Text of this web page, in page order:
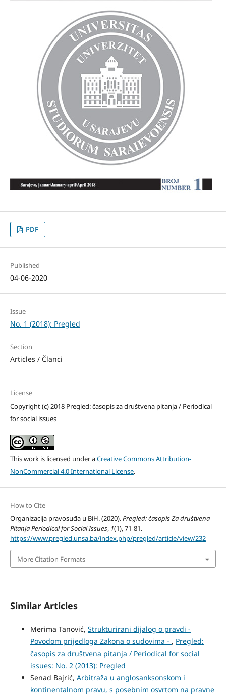
PDF
Published
04-06-2020
Issue
No. 1 (2018): Pregled
Section
Articles / Članci
License
Copyright (c) 2018 Pregled: časopis za društvena pitanja / Periodical
for social issues
This work is licensed under aCreative Commons Attribution-
NonCommercial 4.0 International License.
How to Cite
Organizacija pravosuđa u BiH. (2020).Pregled: časopis Za društvena
Pitanja Periodical for Social Issues, 1(1), 71-81.
https://www.pregled.unsa.ba/index.php/pregled/article/view/232
More Citation Formats
Similar Articles
Merima Tanović, Strukturirani dijalog o pravdi -
Povodom prijedloga Zakona o sudovima - , Pregled:
časopis za društvena pitanja / Periodical for social
issues: No. 2 (2013): Pregled
Senad Bajrić, Arbitraža u anglosanksonskom i
kontinentalnom pravu, s posebnim osvrtom na pravne